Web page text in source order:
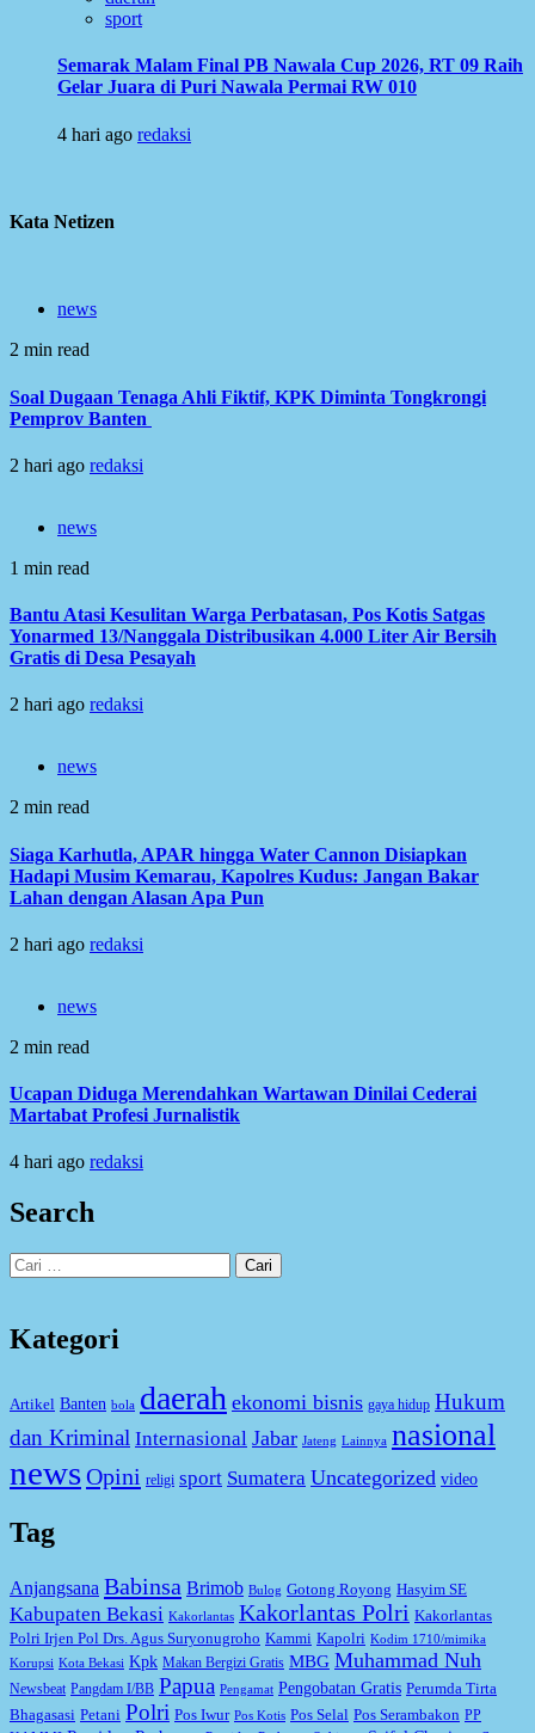
sport
Semarak Malam Final PB Nawala Cup 2026, RT 09 Raih
Gelar Juara di Puri Nawala Permai RW 010
4 hari ago redaksi
Kata Netizen
news
2 min read
Soal Dugaan Tenaga Ahli Fiktif, KPK Diminta Tongkrongi
Pemprov Banten
2 hari ago redaksi
news
1 min read
Bantu Atasi Kesulitan Warga Perbatasan, Pos Kotis Satgas
Yonarmed 13/Nanggala Distribusikan 4.000 Liter Air Bersih
Gratis di Desa Pesayah
2 hari ago redaksi
news
2 min read
Siaga Karhutla, APAR hingga Water Cannon Disiapkan
Hadapi Musim Kemarau, Kapolres Kudus: Jangan Bakar
Lahan dengan Alasan Apa Pun
2 hari ago redaksi
news
2 min read
Ucapan Diduga Merendahkan Wartawan Dinilai Cederai
Martabat Profesi Jurnalistik
4 hari ago redaksi
Search
Cari
untuk:
Kategori
Artikel Banten bola daerah ekonomi bisnis gaya hidup Hukum
dan Kriminal Internasional Jabar Jateng Lainnya nasional
newsOpini religi sport Sumatera Uncategorized video
Tag
Anjangsana Babinsa Brimob Bulog Gotong Royong Hasyim SE
Kabupaten Bekasi Kakorlantas Kakorlantas Polri Kakorlantas
Polri Irjen Pol Drs. Agus Suryonugroho Kammi Kapolri Kodim 1710/mimika
Korupsi Kota Bekasi Kpk Makan Bergizi Gratis MBG Muhammad Nuh
Newsbeat Pangdam I/BB Papua Pengamat Pengobatan Gratis Perumda Tirta
Bhagasasi Petani Polri Pos Iwur Pos Kotis Pos Selal Pos Serambakon PP